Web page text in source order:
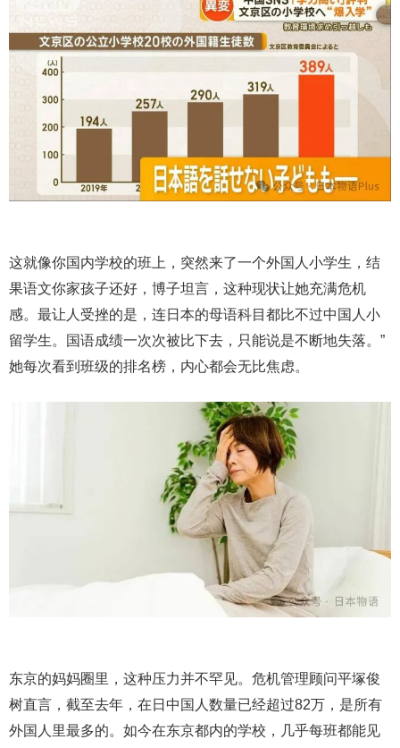
这就像你国内学校的班上，突然来了一个外国人小学生，结
果语文你家孩子还好，博子坦言，这种现状让她充满危机
感。最让人受挫的是，连日本的母语科目都比不过中国人小
留学生。国语成绩一次次被比下去，只能说是不断地失落。”
她每次看到班级的排名榜，内心都会无比焦虑。
东京的妈妈圈里，这种压力并不罕见。危机管理顾问平塚俊
树直言，截至去年，在日中国人数量已经超过82万，是所有
外国人里最多的。如今在东京都内的学校，几乎每班都能见